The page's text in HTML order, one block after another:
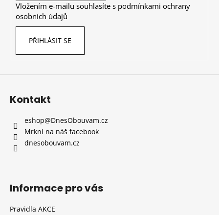
Vložením e-mailu souhlasíte s podmínkami ochrany
osobních údajů
PŘIHLÁSIT SE
Kontakt
eshop@DnesObouvam.cz
Mrkni na náš facebook
dnesobouvam.cz
Informace pro vás
Pravidla AKCE